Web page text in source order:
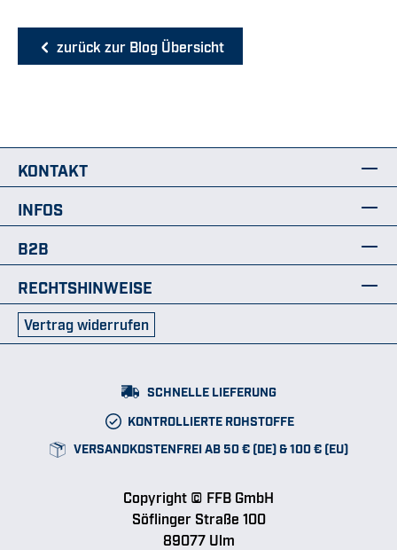
zurück zur Blog Übersicht
KONTAKT
INFOS
B2B
RECHTSHINWEISE
Vertrag widerrufen
SCHNELLE LIEFERUNG
KONTROLLIERTE ROHSTOFFE
VERSANDKOSTENFREI AB 50 € (DE) & 100 € (EU)
Copyright © FFB GmbH
Söflinger Straße 100
89077 Ulm